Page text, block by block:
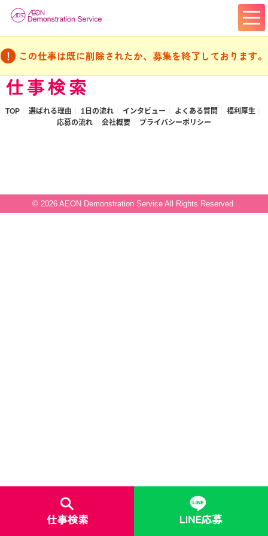
仕事検索
この仕事は既に削除されたか、募集を終了しております。
TOP 選ばれる理由 1日の流れ インタビュー よくある質問
福利厚生
応募の流れ
会社概要 プライバシーポリシー
© 2026 AEON Demonstration Service All Rights Reserved.